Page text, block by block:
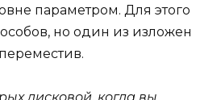
параметром. Для этого
но один из изложен